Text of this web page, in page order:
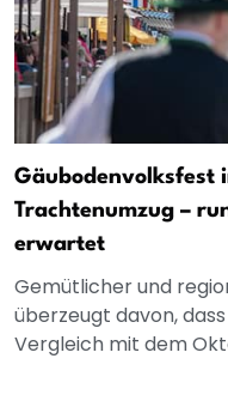
Gäubodenvolksfest
Trachtenumzug –
erwartet
Gemütlicher und
überzeugt davon,
Vergleich mit dem